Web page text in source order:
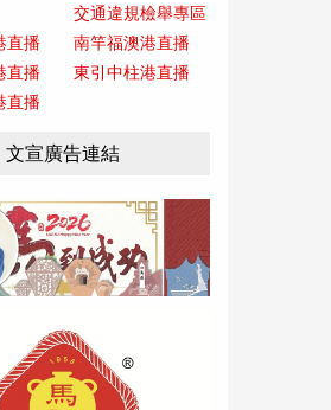
交通違規檢舉專區
直播
南竿福澳港直播
直播
東引中柱港直播
直播
文宣廣告連結